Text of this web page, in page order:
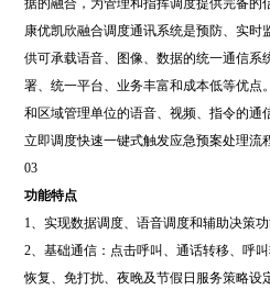
据的融合，为管理和指挥调度提供完备的
康优凯欣融合调度通讯系统是预防、实时
供可承载语音、图像、数据的统一通信系
署、统一平台、业务丰富和成本低等优点
和区域管理单位的语音、视频、指令的通
立即调度快速一键式触发应急预案处理流
03
功能特点
1、实现数据调度、语音调度和辅助决策功
2、基础通信：点击呼叫、通话转移、呼
恢复、免打扰、夜晚及节假日服务策略设